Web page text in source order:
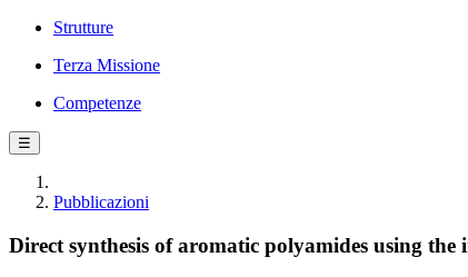
Strutture
Terza Missione
Competenze
☰
Pubblicazioni
Direct synthesis of aromatic polyamides using